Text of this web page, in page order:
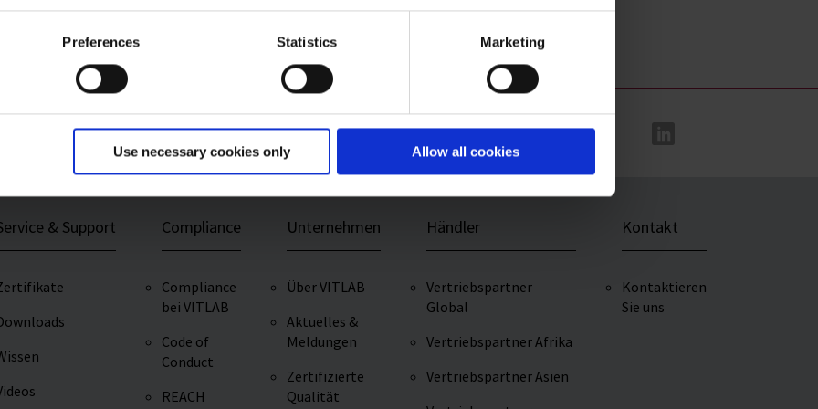
and the use of your personal data please visit our data privacy statement
Preferences Statistics Marketing
Use necessary cookies only Allow all cookies
& Support Compliance
Compliance
bei VITLAB
Code of
Conduct
REACH
Unternehmen
Über VITLAB
Aktuelles &
Meldungen
Zertifizierte
Qualität
Händler
Vertriebspartner
Global
Vertriebspartner Afrika
Vertriebspartner Asien
Kontakt
Kontaktieren
Sie uns